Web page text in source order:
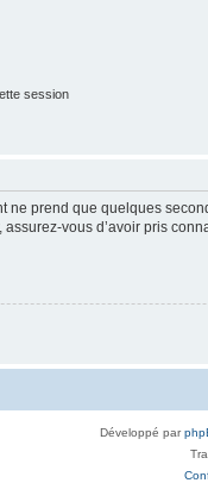
session
ne prend que quelques
vous d’avoir pris
Développé par